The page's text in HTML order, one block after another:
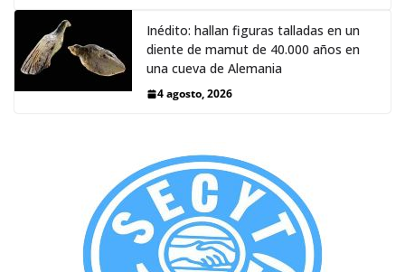
Inédito: hallan figuras talladas en un
diente de mamut de 40.000 años en
una cueva de Alemania
4 agosto, 2026